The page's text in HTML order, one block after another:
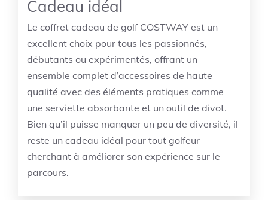
Cadeau idéal
Le coffret cadeau de golf COSTWAY est un
excellent choix pour tous les passionnés,
débutants ou expérimentés, offrant un
ensemble complet d’accessoires de haute
qualité avec des éléments pratiques comme
une serviette absorbante et un outil de divot.
Bien qu’il puisse manquer un peu de diversité, il
reste un cadeau idéal pour tout golfeur
cherchant à améliorer son expérience sur le
parcours.